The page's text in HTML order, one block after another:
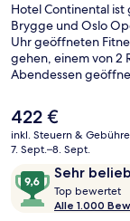
Hotel Continental
Brygge und Oslo
Uhr geöffneten
gehen, einem von 2
Abendessen
kurzen Fußmarsch
Bis zur U-Bahn sind
Nationaltheatret)
Slottsparken).
Der
aktuelle
Preis
422 €.
422 €
inkl. Steuern &
7. Sept.–8. Sept.
Bewertungen
Sehr
9,6
von
10,
Top bewertet
o
Alle 1.000